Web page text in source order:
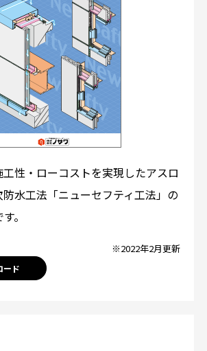
性・ローコストを実現したアスロ
水工法「ニューセフティ工法」の
。
※2022年2月更新
ード